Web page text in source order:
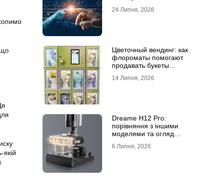
що
информации для бизнеса
24 Липня, 2026
Цветочный вендинг: как
флороматы помогают
продавать букеты
14 Липня, 2026
Dreame H12 Pro:
порівняння з іншими
моделями та огляд
6 Липня, 2026